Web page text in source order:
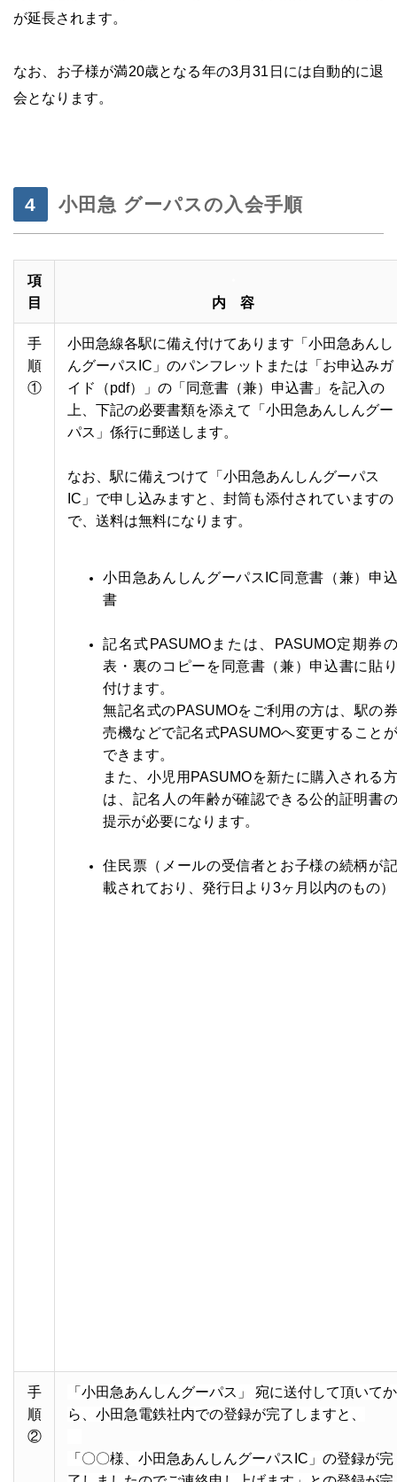
が延長されます。
なお、お子様が満20歳となる年の3月31日には自動的に退
会となります。
小田急 グーパスの入会手順
項
目
内 容
手
順
①
小田急線各駅に備え付けてあります「小田急あんし
んグーパスIC」のパンフレットまたは「お申込みガ
イド（pdf）」の「同意書（兼）申込書」を記入の
上、下記の必要書類を添えて「小田急あんしんグー
パス」係行に郵送します。
なお、駅に備えつけて「小田急あんしんグーパス
IC」で申し込みますと、封筒も添付されていますの
で、送料は無料になります。
小田急あんしんグーパスIC同意書（兼）申込
書
記名式PASUMOまたは、PASUMO定期券の
表・裏のコピーを同意書（兼） 申込書に貼り
付けます。
無記名式のPASUMOをご利用の方は、駅の券
売機などで記名式PASUMOへ変更することが
できます。
また、小児用PASUMOを新たに購入される方
は、記名人の年齢が確認できる公的証明書の
提示が必要になります。
住民票（メールの受信者とお子様の続柄が記
載されており、発行日より3ヶ月以内のもの）
手
順
②
「小田急あんしんグーパス」 宛に送付して頂いてか
ら、小田急電鉄社内での登録が完了しますと、
「〇〇様、小田急あんしんグーパスIC 」の登録が完